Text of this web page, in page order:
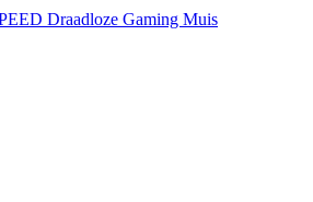
Draadloze Gaming Muis